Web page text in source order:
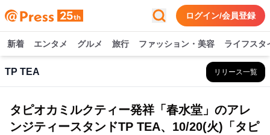
ログイン/会員登録
新着 エンタメ グルメ 旅行 ファッション・美容 ライフスタ
TP TEA リリース一覧
タピオカミルクティー発祥「春水堂」のアレ
ンジティースタンドTP TEA、10/20(火)「タピ